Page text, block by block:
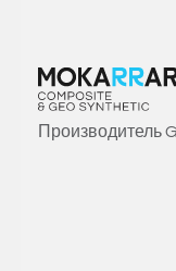
Производитель